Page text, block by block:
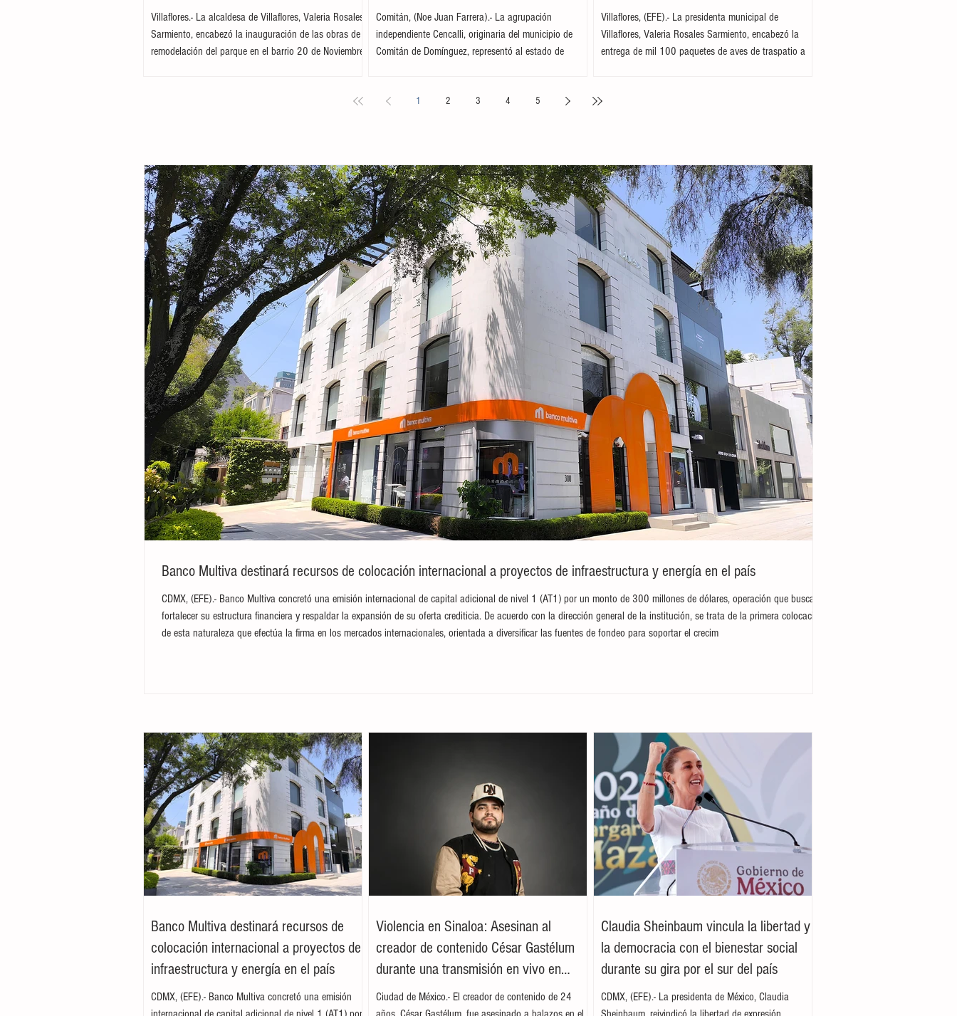
Villaflores.- La alcaldesa de Villaflores, Valeria Rosales
Sarmiento, encabezó la inauguración de las obras de
remodelación del parque en el barrio 20 de Noviembre,
Sarmiento Tovilla, así como por autoridades locales y
recreaci
Comitán, (Noe Juan Farrera).- La agrupación
independiente Cencalli, originaria del municipio de
Comitán de Domínguez, representó al estado de
Puebla. La compañía de danza, integrada por personas
encuentro que reunió a m
Villaflores, (EFE).- La presidenta municipal de
Villaflores, Valeria Rosales Sarmiento, encabezó la
entrega de mil 100 paquetes de aves de traspatio a
Tovilla, la alcaldesa destacó que el esquema busca
huevo y carne
1 2 3 4 5
Banco Multiva destinará recursos de colocación internacional a proyectos de infraestructura y energía en el país
CDMX, (EFE).- Banco Multiva concretó una emisión internacional de capital adicional de nivel 1 (AT1) por un monto de 300 millones de dólares, operación que busca
fortalecer su estructura financiera y respaldar la expansión de su oferta crediticia. De acuerdo con la dirección general de la institución, se trata de la primera colocación
de esta naturaleza que efectúa la firma en los mercados internacionales, orientada a diversificar las fuentes de fondeo para soportar el crecim
Banco Multiva destinará recursos de
colocación internacional a proyectos de
infraestructura y energía en el país
CDMX, (EFE).- Banco Multiva concretó una emisión
Violencia en Sinaloa: Asesinan al
creador de contenido César Gastélum
durante una transmisión en vivo en
Culiacán
Ciudad de México.- El creador de contenido de 24
Claudia Sheinbaum vincula la libertad y
la democracia con el bienestar social
durante su gira por el sur del país
CDMX, (EFE).- La presidenta de México, Claudia